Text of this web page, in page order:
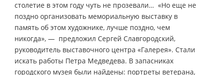
столетие в этом году чуть не прозевали… «Но еще не
поздно организовать мемориальную выставку в
память об этом художнике, лучше поздно, чем
никогда», — предложил Сергей Славгородский,
руководитель выставочного центра «Галерея». Стали
искать работы Петра Медведева. В запасниках
городского музея были найдены: портреты ветерана,